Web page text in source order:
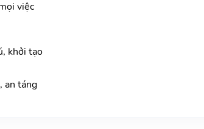
việc
khởi tạo
an táng